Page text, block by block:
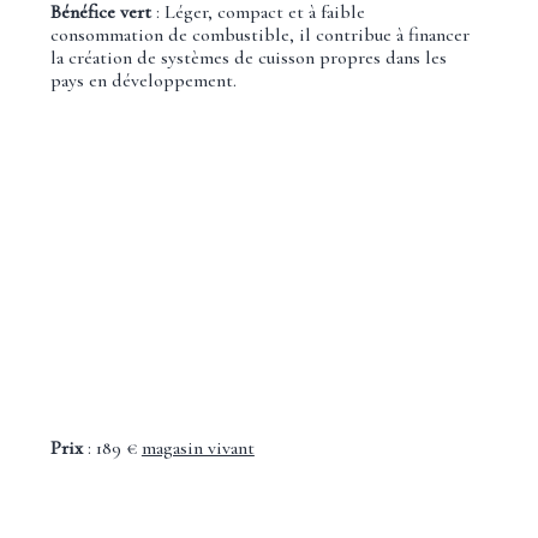
Bénéfice vert: Léger, compact et à faible
consommation de combustible, il contribue à financer
la création de systèmes de cuisson propres dans les
pays en développement.
Prix: 189 € magasin vivant